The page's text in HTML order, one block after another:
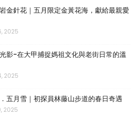
金針花｜五月限定金黃花海，獻給最親愛
2025
影-在大甲捕捉媽祖文化與老街日常的溫
2025
五月雪｜初探員林藤山步道的春日奇遇
2025